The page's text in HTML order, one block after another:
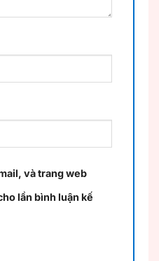
và trang web
lần bình luận kế